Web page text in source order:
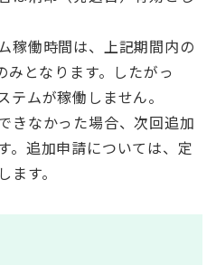
稼働時間は、上記期間内の
となります。したがっ
テムが稼働しません。
きなかった場合、次回追加
。追加申請については、定
す。